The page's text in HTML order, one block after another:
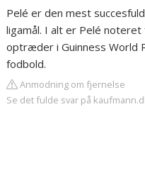
Pelé er den mest
ligamål. I alt er Pelé
optræder i Guinness World
fodbold.
Anmodning om fjernelse
Se det fulde svar på